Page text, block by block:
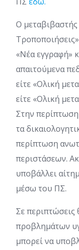
Ο μεταβιβαστής
«Νέα εγγραφή»
απαιτούμενα
είτε «Ολική
είτε «Ολική
Στην
τα
περίπτωση
περιστάσεων.
υποβάλλει
μέσω του ΠΣ.
Σε
προβλημάτων
μπορεί να